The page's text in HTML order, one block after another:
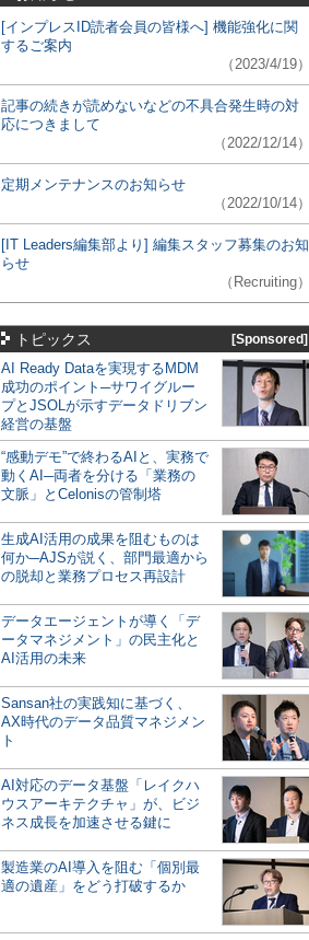
[インプレスID読者会員の皆様へ] 機能強化に関
するご案内
（2023/4/19）
記事の続きが読めないなどの不具合発生時の対
応につきまして
（2022/12/14）
定期メンテナンスのお知らせ
（2022/10/14）
[IT Leaders編集部より] 編集スタッフ募集のお知
らせ
（Recruiting）
トピックス [Sponsored]
AI Ready Dataを実現するMDM
成功のポイント─サワイグルー
プとJSOLが示すデータドリブン
経営の基盤
“感動デモ”で終わるAIと、実務で
動くAI─両者を分ける「業務の
文脈」とCelonisの管制塔
生成AI活用の成果を阻むものは
何か─AJSが説く、部門最適から
の脱却と業務プロセス再設計
データエージェントが導く「デ
ータマネジメント」の民主化と
AI活用の未来
Sansan社の実践知に基づく、
AX時代のデータ品質マネジメン
ト
AI対応のデータ基盤「レイクハ
ウスアーキテクチャ」が、ビジ
ネス成長を加速させる鍵に
製造業のAI導入を阻む「個別最
適の遺産」をどう打破するか